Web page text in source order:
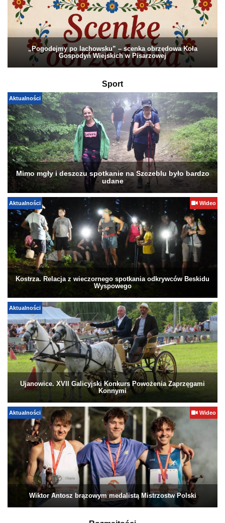
„Pogodejmy po lachowsku” – scenka obrzędowa Koła
Gospodyń Wiejskich w Pisarzowej
Sport
Aktualności
Mimo mgły i deszczu spotkanie na Szczeblu było bardzo
udane
Aktualności Wideo
Kostrza. Relacja z wieczornego spotkania odkrywców Beskidu
Wyspowego
Aktualności
Ujanowice. XVII Galicyjski Konkurs Powożenia Zaprzęgami
Konnymi
Aktualności Wideo
Wiktor Antosz brązowym medalistą Mistrzostw Polski